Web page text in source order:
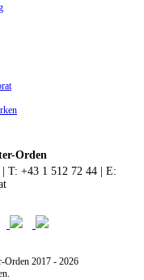
Orden
| T: +43 1 512 72 44 | E:
Orden 2017 - 2026